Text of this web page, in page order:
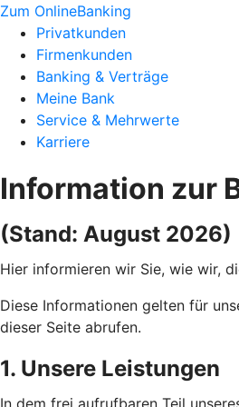
Zum OnlineBanking
Privatkunden
Firmenkunden
Banking & Verträge
Meine Bank
Service & Mehrwerte
Karriere
Information zur
(Stand: August 2026)
Hier informieren wir Sie, wie wir,
Diese Informationen gelten für
dieser Seite abrufen.
1. Unsere Leistungen
In dem frei aufrufbaren Teil